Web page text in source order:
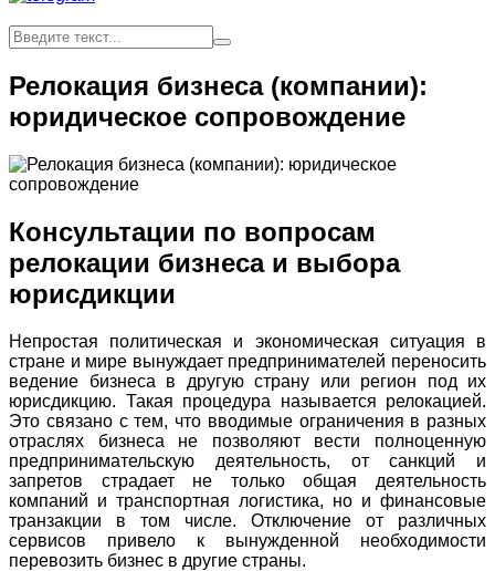
Релокация бизнеса (компании):
юридическое сопровождение
Консультации по вопросам
релокации бизнеса и выбора
юрисдикции
Непростая политическая и экономическая ситуация в
стране и мире вынуждает предпринимателей переносить
ведение бизнеса в другую страну или регион под их
юрисдикцию. Такая процедура называется релокацией.
Это связано с тем, что вводимые ограничения в разных
отраслях бизнеса не позволяют вести полноценную
предпринимательскую деятельность, от санкций и
запретов страдает не только общая деятельность
компаний и транспортная логистика, но и финансовые
транзакции в том числе. Отключение от различных
сервисов привело к вынужденной необходимости
перевозить бизнес в другие страны.